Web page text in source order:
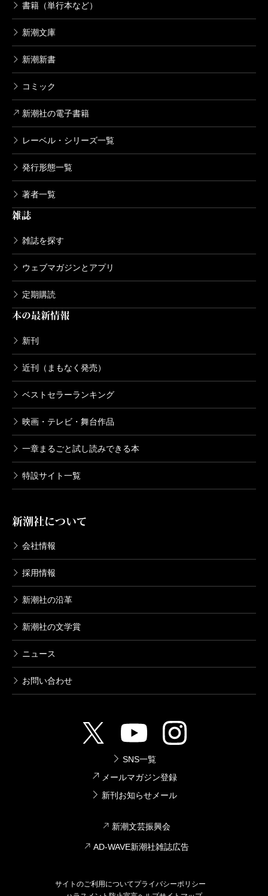
書籍（単行本など）
新潮文庫
新潮新書
コミック
新潮社の電子書籍
レーベル・シリーズ一覧
発行形態一覧
著者一覧
雑誌
雑誌を探す
ウェブマガジンとアプリ
定期購読
本の最新情報
新刊
近刊（まもなく発売）
ベストセラーランキング
映画・テレビ・舞台作品
一章まるごと試し読みできる本
特設サイト一覧
新潮社について
会社情報
採用情報
新潮社の沿革
新潮社の文学賞
ニュース
お問い合わせ
SNS一覧
メールマガジン登録
新刊お知らせメール
新潮文芸振興会
AD-WAVE新潮社雑誌広告
サイトのご利用についてプライバシーポリシー